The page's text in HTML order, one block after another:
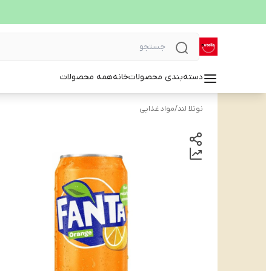
دسته‌بندی محصولاتخانههمه محصولات
نوتلا لند/مواد غذایی